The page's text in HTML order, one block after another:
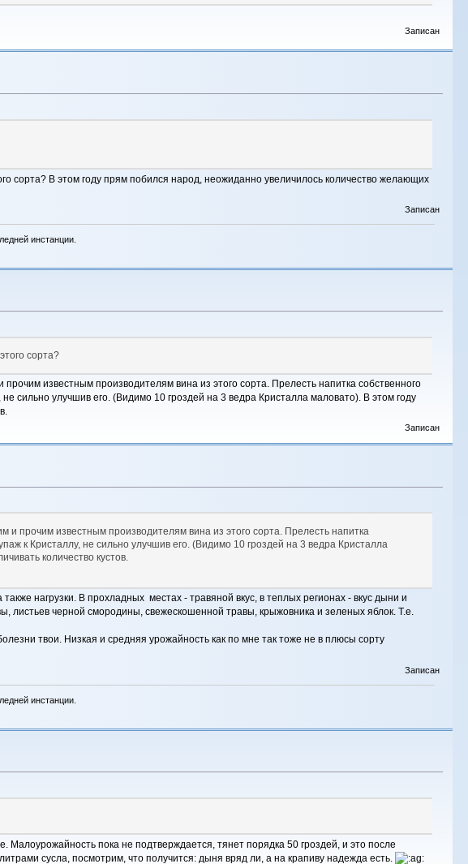
Записан
сорта? В этом году прям побился народ, неожиданно увеличилось количество желающих
Записан
инстанции.
сорта?
известным производителям вина из этого сорта. Прелесть напитка собственного
сильно улучшив его. (Видимо 10 гроздей на 3 ведра Кристалла маловато). В этом году
Записан
прочим известным производителям вина из этого сорта. Прелесть напитка
к Кристаллу, не сильно улучшив его. (Видимо 10 гроздей на 3 ведра Кристалла
количество кустов.
нагрузки. В прохладных местах - травяной вкус, в теплых регионах - вкус дыни и
листьев черной смородины, свежескошенной травы, крыжовника и зеленых яблок. Т.е.
твои. Низкая и средняя урожайность как по мне так тоже не в плюсы сорту
Записан
инстанции.
пока не подтверждается, тянет порядка 50 гроздей, и это после
сусла, посмотрим, что получится: дыня вряд ли, а на крапиву надежда есть.